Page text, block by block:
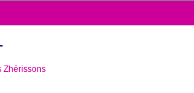
Zhérissons